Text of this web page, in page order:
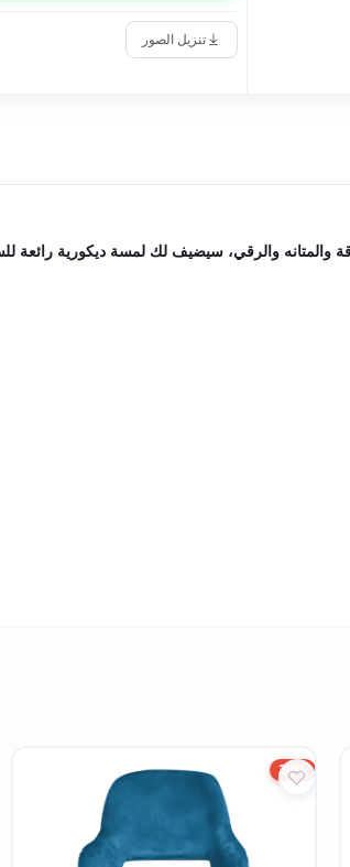
تنزيل الصور
والرقي، سيضيف لك لمسة ديكورية رائعة
20%